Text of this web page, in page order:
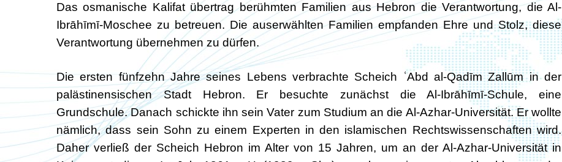
Das osmanische Kalifat übertrag berühmten Familien aus Hebron die Verantwortung, die Al-
Ibrāhīmī-Moschee zu betreuen. Die auserwählten Familien empfanden Ehre und Stolz, diese
Verantwortung übernehmen zu dürfen.
Die ersten fünfzehn Jahre seines Lebens verbrachte Scheich ʿAbd al-Qadīm Zallūm in der
palästinensischen Stadt Hebron. Er besuchte zunächst die Al-Ibrāhīmī-Schule, eine
Grundschule. Danach schickte ihn sein Vater zum Studium an die Al-Azhar-Universität. Er wollte
nämlich, dass sein Sohn zu einem Experten in den islamischen Rechtswissenschaften wird.
Daher verließ der Scheich Hebron im Alter von 15 Jahren, um an der Al-Azhar-Universität in